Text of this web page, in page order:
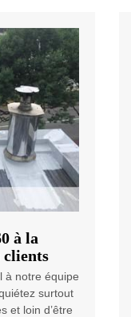
à la
clients
à notre équipe
surtout
et loin d’être